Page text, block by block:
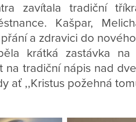
zavítala tradiční
Kašpar,
a zdravici do
krátká zastávka na
na tradiční nápis nad
ať ,,Kristus požehná